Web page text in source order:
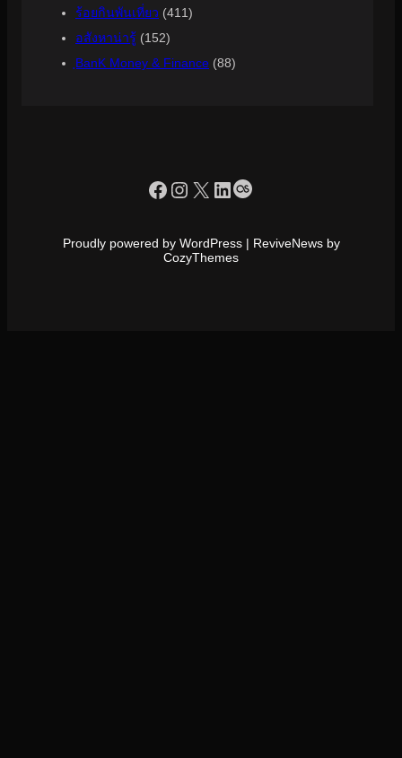
ร้อยกินพันเที่ยว (411)
อสังหาน่ารู้ (152)
ฺBanK Money & Finance (88)
https://www.facebook.com/profile.php?id=100090086432719
Instagram
X LinkedIn
Last.fm
Proudly powered by WordPress | ReviveNews by
CozyThemes